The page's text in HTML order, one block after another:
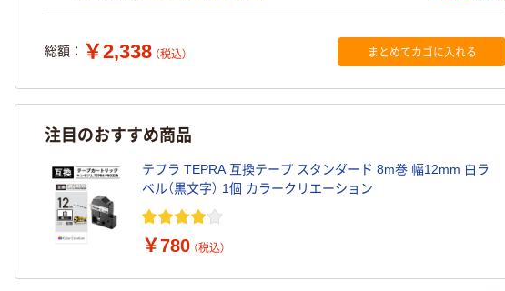
総額： ￥2,338 （税込） まとめてカゴに入れる
注目のおすすめ商品
テプラ TEPRA 互換テープ スタンダード 8m巻 幅12mm 白ラ
ベル（黒文字） 1個 カラークリエーション
￥780 （税込）